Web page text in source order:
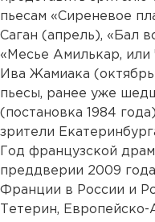
пьесам «Сиреневое
Саган (апрель), «Бал
«Месье Амилькар, или
Ива Жамиака
пьесы, ранее уже
(постановка 1984
зрители
Год французской
преддверии 2009
Франции в России и
Тетерин, Европейско-